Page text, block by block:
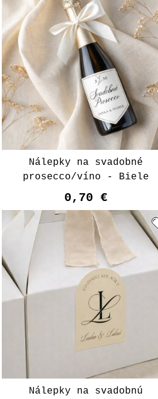
Nálepky na svadobné
prosecco/víno - Biele
0,70 €
Nálepky na svadobnú